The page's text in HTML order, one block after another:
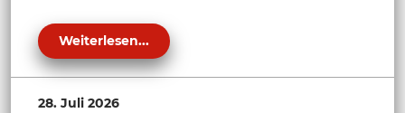
Weiterlesen...
28. Juli 2026